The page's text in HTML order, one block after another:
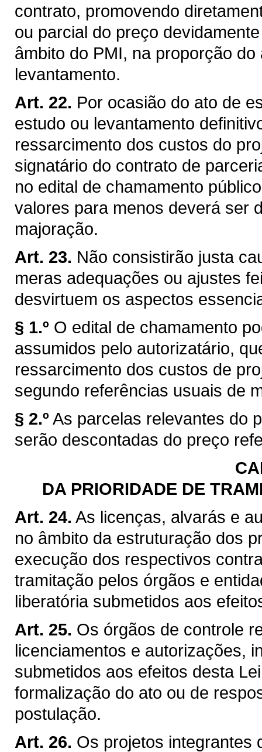
contrato, promovendo
ou parcial do preço
âmbito do PMI, na proporção
levantamento.
Art. 22. Por ocasião do ato de
estudo ou levantamento
ressarcimento dos custos do
signatário do contrato de
no edital de chamamento
valores para menos deverá ser
majoração.
Art. 23. Não consistirão justa
meras adequações ou ajustes
desvirtuem os aspectos
§ 1.º O edital de chamamento
assumidos pelo autorizatário,
ressarcimento dos custos de
segundo referências usuais de
§ 2.º As parcelas relevantes do
serão descontadas do preço
DA PRIORIDADE DE
Art. 24. As licenças, alvarás e
no âmbito da estruturação dos
execução dos respectivos
tramitação pelos órgãos e
liberatória submetidos aos
Art. 25. Os órgãos de controle
licenciamentos e autorizações,
submetidos aos efeitos desta
formalização do ato ou de
postulação.
Art. 26. Os projetos integrantes